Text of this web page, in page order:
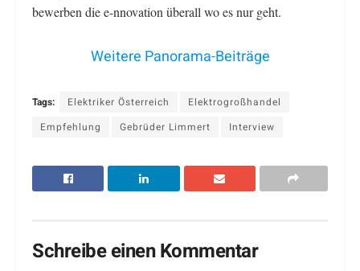
bewerben die e-nnovation überall wo es nur geht.
Weitere Panorama-Beiträge
Tags: Elektriker Österreich
Elektrogroßhandel
Empfehlung
Gebrüder Limmert Interview
Schreibe einen Kommentar